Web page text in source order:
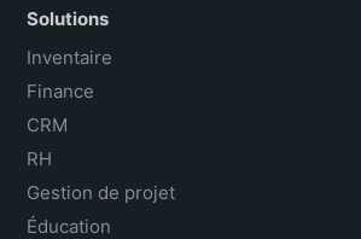
Solutions
Inventaire
Finance
CRM
RH
Gestion de projet
Éducation